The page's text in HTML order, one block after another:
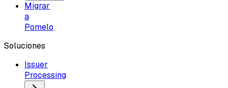
Migrar
a
Pomelo
Soluciones
Issuer
Processing